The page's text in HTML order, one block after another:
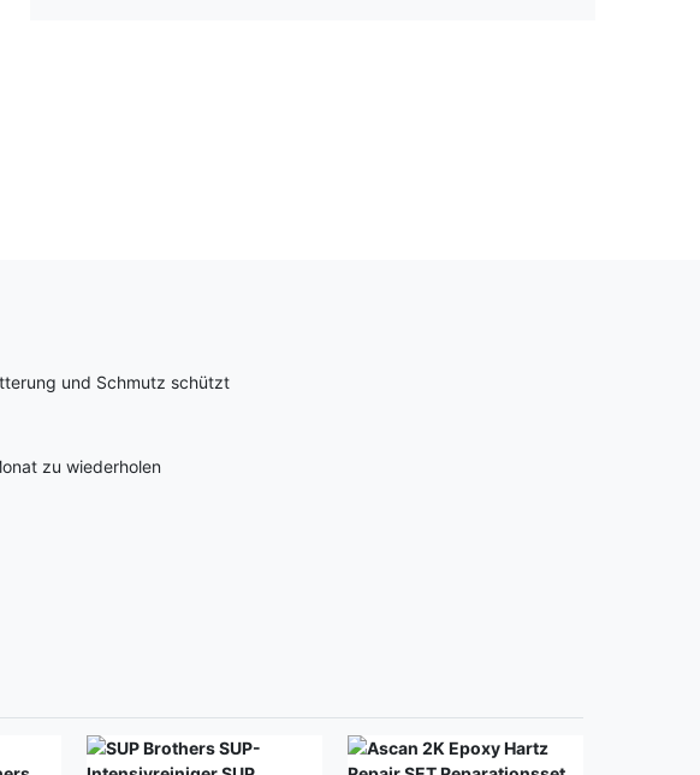
und Schmutz schützt
zu wiederholen